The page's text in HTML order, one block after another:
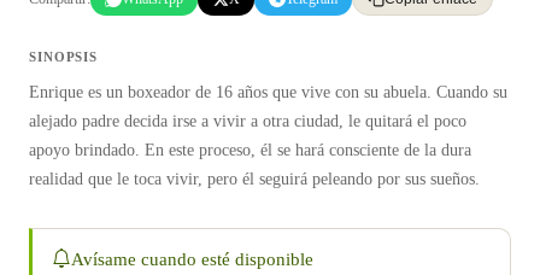
SINOPSIS
Enrique es un boxeador de 16 años que vive con su abuela. Cuando su
alejado padre decida irse a vivir a otra ciudad, le quitará el poco
apoyo brindado. En este proceso, él se hará consciente de la dura
realidad que le toca vivir, pero él seguirá peleando por sus sueños.
Avísame cuando esté disponible